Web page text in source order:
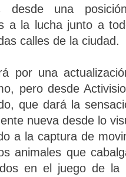
desde una
a la lucha junto a
calles de la ciudad.
por una
pero desde
que dará la
nueva desde lo
a la captura de
animales que
en el juego de la